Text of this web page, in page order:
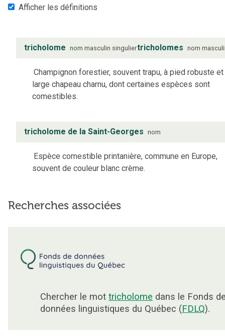
Afficher les définitions
tricholome nom masculin singuliertricholomes nom
Champignon forestier, souvent trapu, à pied robuste et
large chapeau charnu, dont certaines espèces sont
comestibles.
tricholome de la Saint-Georges nom
Espèce comestible printanière, commune en Europe,
souvent de couleur blanc crème.
Recherches associées
Chercher le mot tricholome dans le Fonds
données linguistiques du Québec (FDLQ).